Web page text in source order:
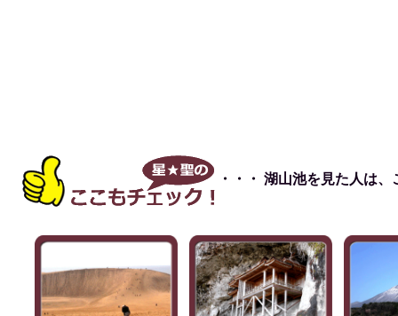
・・・ 湖山池を見た人は